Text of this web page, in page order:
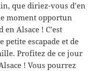
que diriez-vous d’en
moment opportun
Alsace ! C’est
petite escapade et de
Profitez de ce jour
! Vous pourrez